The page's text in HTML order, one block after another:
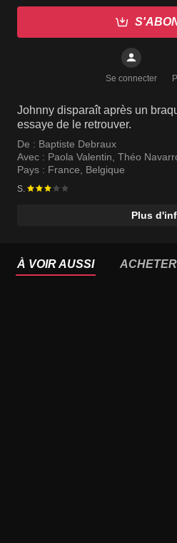
Se connecter
Johnny disparaît après un
essaye de le retrouver.
De : Baptiste Debraux
Avec : Paola Valentin, Théo
Pays : France, Belgique
S.
Plus
À VOIR AUSSI ACHETER